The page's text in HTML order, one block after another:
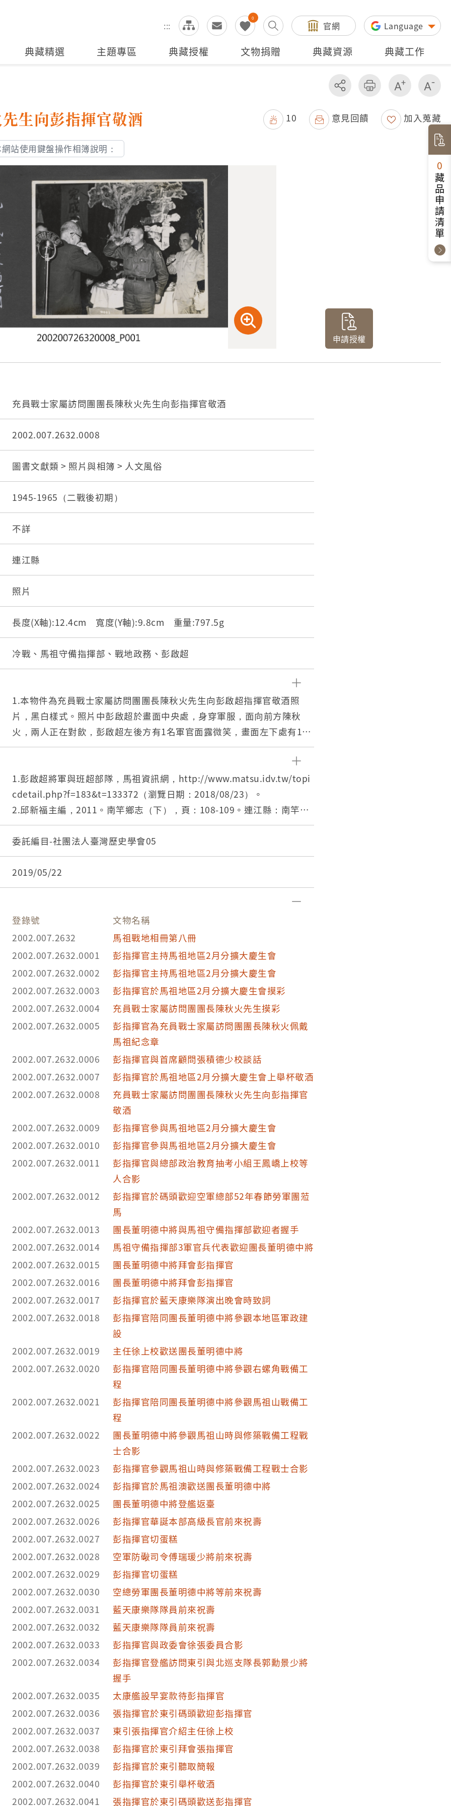
:::
0
全站搜尋 官網 Language
典藏精選 主題專區 典藏授權 文物捐贈 典藏資源 典藏工作
分享 友善列印 增加字級
生向彭指揮官敬酒 10 意見回饋 加入蒐藏
站使用鍵盤操作相簿說明：
申請授權
充員戰士家屬訪問團團長陳秋火先生向彭指揮官敬酒
2002.007.2632.0008
圖書文獻類 > 照片與相簿 > 人文風俗
1945-1965（二戰後初期）
不詳
連江縣
照片
長度(X軸):12.4cm 寬度(Y軸):9.8cm 重量:797.5g
冷戰、馬祖守備指揮部、戰地政務、彭啟超
1.本物件為充員戰士家屬訪問團團長陳秋火先生向彭啟超指揮官敬酒照
片，黑白樣式。照片中彭啟超於畫面中央處，身穿軍服，面向前方陳秋
火，兩人正在對飲，彭啟超左後方有1名軍官面露微笑，畫面左下處有1直
立式麥克風，上方有「馬祖廣播電台」立體字樣，場所為室內，後方有黑
2.彭啟超（1913－1982），湖北黃陂人，於民國50年時至馬祖擔任馬祖
守備指揮部指揮官，並於任職期間晉升為中將，任職期間對於馬祖地區有
諸多建設。
3.馬祖守備區指揮部成立於民國44年，直屬於國防部，下轄5個守備隊，
為戰後初期國共島嶼爭奪中之前線，該指揮部歷時4任指揮官，民國54年
指揮部奉令改為「馬祖防衛司令部」，民國95年則因應國防部組織調整，
再度更為「陸軍馬祖防衛指揮部」，直屬於陸軍司令部。
1.彭啟超將軍與班超部隊，馬祖資訊網，http://www.matsu.idv.tw/topi
cdetail.php?f=183&t=133372（瀏覽日期：2018/08/23）。
2.邱新福主編，2011。南竿鄉志（下），頁：108-109。連江縣：南竿鄉
公所。
3.駐軍回顧之二：馬祖守備區指揮部（民44年～民54年），馬祖資訊網，
http://www.matsu-news.gov.tw/2010web/forum_info_101.php?UID=
162&cat=1（瀏覽日期：2018/08/04）。
委託編目-社團法人臺灣歷史學會05
2019/05/22
登錄號
文物名稱
2002.007.2632
馬祖戰地相冊第八冊
2002.007.2632.0001
彭指揮官主持馬祖地區2月分擴大慶生會
2002.007.2632.0002
彭指揮官主持馬祖地區2月分擴大慶生會
2002.007.2632.0003
彭指揮官於馬祖地區2月分擴大慶生會摸彩
2002.007.2632.0004
充員戰士家屬訪問團團長陳秋火先生摸彩
2002.007.2632.0005
彭指揮官為充員戰士家屬訪問團團長陳秋火佩戴
馬祖紀念章
2002.007.2632.0006
彭指揮官與首席顧問張積德少校談話
2002.007.2632.0007
彭指揮官於馬祖地區2月分擴大慶生會上舉杯敬酒
2002.007.2632.0008
充員戰士家屬訪問團團長陳秋火先生向彭指揮官
敬酒
2002.007.2632.0009
彭指揮官參與馬祖地區2月分擴大慶生會
2002.007.2632.0010
彭指揮官參與馬祖地區2月分擴大慶生會
2002.007.2632.0011
彭指揮官與總部政治教育抽考小組王鳳嶠上校等
人合影
2002.007.2632.0012
彭指揮官於碼頭歡迎空軍總部52年春節勞軍團蒞
馬
2002.007.2632.0013
團長董明德中將與馬祖守備指揮部歡迎者握手
2002.007.2632.0014
馬祖守備指揮部3軍官兵代表歡迎團長董明德中將
2002.007.2632.0015
團長董明德中將拜會彭指揮官
2002.007.2632.0016
團長董明德中將拜會彭指揮官
2002.007.2632.0017
彭指揮官於藍天康樂隊演出晚會時致詞
2002.007.2632.0018
彭指揮官陪同團長董明德中將參觀本地區軍政建
設
2002.007.2632.0019
主任徐上校歡送團長董明德中將
2002.007.2632.0020
彭指揮官陪同團長董明德中將參觀右螺角戰備工
程
2002.007.2632.0021
彭指揮官陪同團長董明德中將參觀馬祖山戰備工
程
2002.007.2632.0022
團長董明德中將參觀馬祖山時與修築戰備工程戰
士合影
2002.007.2632.0023
彭指揮官參觀馬祖山時與修築戰備工程戰士合影
2002.007.2632.0024
彭指揮官於馬祖澳歡送團長董明德中將
2002.007.2632.0025
團長董明德中將登艦返臺
2002.007.2632.0026
彭指揮官華誕本部高級長官前來祝壽
2002.007.2632.0027
彭指揮官切蛋糕
2002.007.2632.0028
空軍防礮司令傅瑞瑗少將前來祝壽
2002.007.2632.0029
彭指揮官切蛋糕
2002.007.2632.0030
空總勞軍團長董明德中將等前來祝壽
2002.007.2632.0031
藍天康樂隊隊員前來祝壽
2002.007.2632.0032
藍天康樂隊隊員前來祝壽
2002.007.2632.0033
彭指揮官與政委會徐張委員合影
2002.007.2632.0034
彭指揮官登艦訪問東引與北巡支隊長郭勳景少將
握手
2002.007.2632.0035
太康艦設早宴款待彭指揮官
2002.007.2632.0036
張指揮官於東引碼頭歡迎彭指揮官
2002.007.2632.0037
東引張指揮官介紹主任徐上校
2002.007.2632.0038
彭指揮官於東引拜會張指揮官
2002.007.2632.0039
彭指揮官於東引聽取簡報
2002.007.2632.0040
彭指揮官於東引舉杯敬酒
2002.007.2632.0041
張指揮官於東引碼頭歡送彭指揮官
0
藏品申請清單